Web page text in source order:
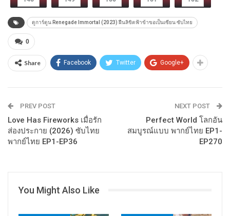
ดูการ์ตูน Renegade Immortal (2023) ฝืนลิขิตฟ้าข้าขอเป็นเซียน ซับไทย
0
Share Facebook Twitter Google+
PREV POST
Love Has Fireworks เมื่อรัก
ส่องประกาย (2026) ซับไทย
พากย์ไทย EP1-EP36
NEXT POST
Perfect World โลกอัน
สมบูรณ์แบบ พากย์ไทย EP1-
EP270
You Might Also Like